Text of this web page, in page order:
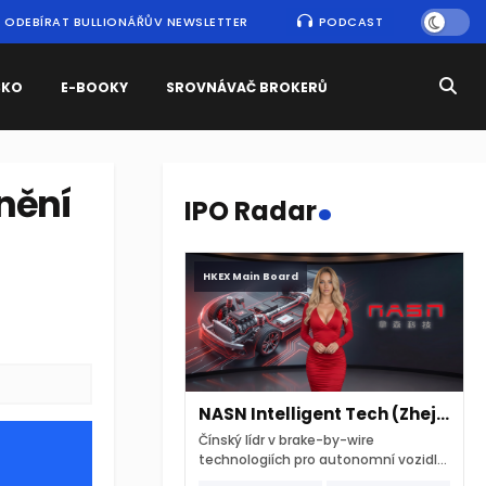
ODEBÍRAT BULLIONÁŘŮV NEWSLETTER PODCAST
E-BOOKY SROVNÁVAČ BROKERŮ
IPO Radar.
HKEX Main Board
NASN Intelligent Tech (Zhejiang)
Čínský lídr v brake-by-wire
technologiích pro autonomní vozidla